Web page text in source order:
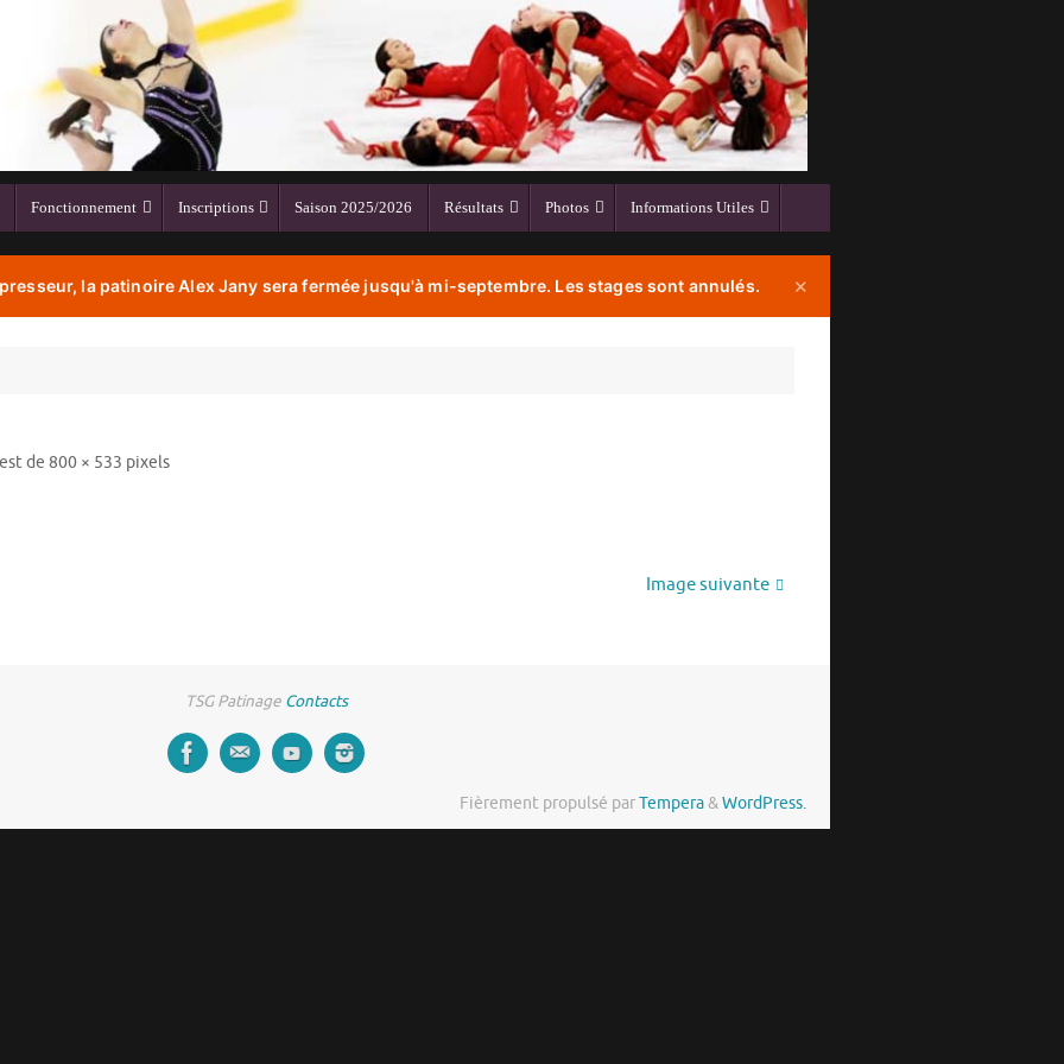
Fonctionnement Inscriptions Saison 2025/2026 Résultats Photos Informations Utiles
la patinoire Alex Jany sera fermée jusqu'à mi-septembre. Les stages sont annulés. ✕
de800 × 533 pixels
Image suivante
TSG Patinage Contacts
Fièrement propulsé parTempera&WordPress.